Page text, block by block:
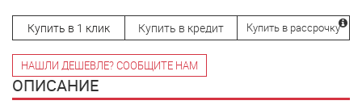
Купить в 1 клик Купить в кредит Купить в рассрочку
НАШЛИ ДЕШЕВЛЕ? СООБЩИТЕ НАМ
ОПИСАНИЕ